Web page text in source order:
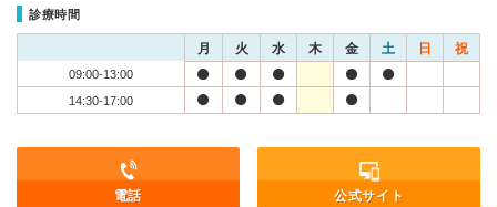
診療時間
月 火 水 木 金 土 日 祝
09:00-13:00
14:30-17:00
電話 公式サイト